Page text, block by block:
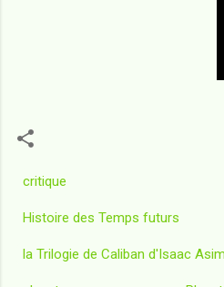
critique
Histoire des Temps futurs
la Trilogie de Caliban d'Isaac